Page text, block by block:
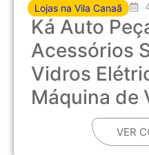
Lojas na Vila Canaã
Ká Auto
Acessórios
Vidros
Máquina de
VER